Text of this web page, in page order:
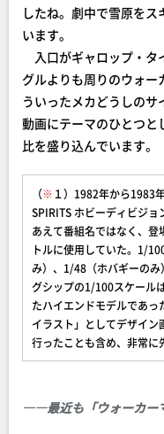
したね。劇中で雪原を
います。
入口がギャロップ・タ
グルよりも周りのウォ
ういったメカどうしの
動画にテーマのひとつと
比を盛り込んでいます。
（※ １）1982年から1983
SPIRITS ホビーディビジョ
あえて番組名ではなく、
トルに使用していた。1/
み）、1/48（ホバギーのみ
グシップの1/100スケール
たハイエンドモデルであ
イラスト」としてデザイ
行ったことも含め、非常に
――最近も「ウォーカー